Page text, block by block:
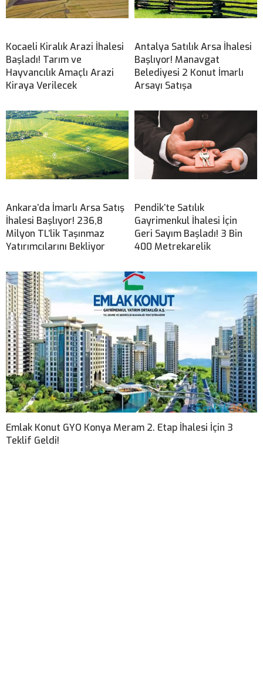
Kocaeli Kiralık Arazi İhalesi
Başladı! Tarım ve
Hayvancılık Amaçlı Arazi
Kiraya Verilecek
Antalya Satılık Arsa İhalesi
Başlıyor! Manavgat
Belediyesi 2 Konut İmarlı
Arsayı Satışa
Ankara’da İmarlı Arsa Satış
İhalesi Başlıyor! 236,8
Milyon TL’lik Taşınmaz
Yatırımcılarını Bekliyor
Pendik’te Satılık
Gayrimenkul İhalesi İçin
Geri Sayım Başladı! 3 Bin
400 Metrekarelik
Emlak Konut GYO Konya Meram 2. Etap İhalesi İçin 3
Teklif Geldi!